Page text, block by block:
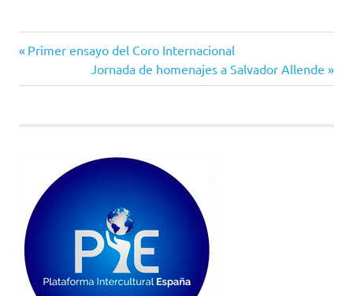
Navegación
de
Entrada
Primer ensayo del Coro Internacional
Siguiente
entrada:
Jornada de homenajes a Salvador Allende